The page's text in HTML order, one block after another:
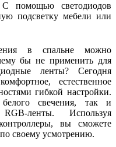
помощью светодиодов
подсветку мебели или
в спальне можно
бы не применить для
ленты? Сегодня
естественное
гибкой настройки.
свечения, так и
ленты. Используя
вы сможете
своему усмотрению.